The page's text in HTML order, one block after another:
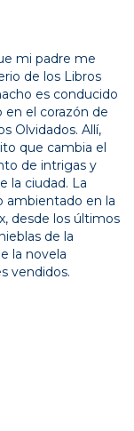
mi padre me
de los Libros
es conducido
el corazón de
Olvidados. Allí,
que cambia el
de intrigas y
la ciudad. La
ambientado en la
desde los últimos
de la
la novela
vendidos.